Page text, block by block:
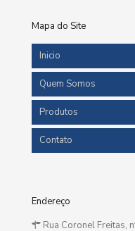
Mapa do Site
Inicio
Quem Somos
Produtos
Contato
Endereço
Rua Coronel Freitas,